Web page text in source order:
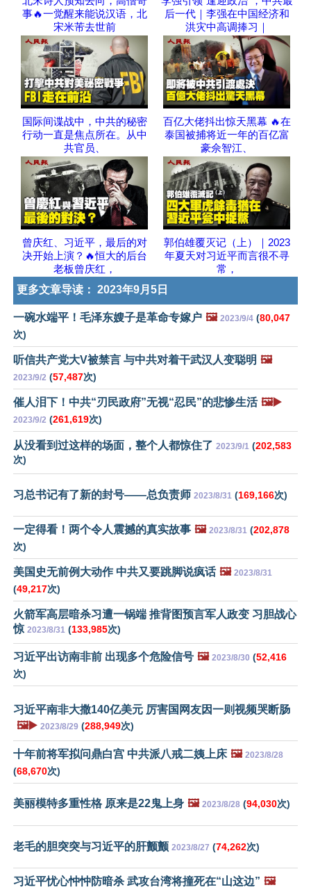
事🔥一觉醒来能说汉语，北
宋米芾去世前
后一代｜李强在中国经济和
洪灾中高调捧习｜
国际间谍战中，中共的秘密
行动一直是焦点所在。从中
共官员、
百亿大佬抖出惊天黑幕 🔥在
泰国被捕将近一年的百亿富
豪佘智江、
曾庆红、习近平，最后的对
决开始上演？🔥恒大的后台
老板曾庆红，
郭伯雄覆灭记（上）｜2023
年夏天对习近平而言很不寻
常，
更多文章导读： 2023年9月5日
一碗水端平！毛泽东嫂子是革命专嫁户 🖼️ 2023/9/4 (80,047
次)
听信共产党大V被禁言 与中共对着干武汉人变聪明 🖼️
2023/9/2 (57,487次)
催人泪下！中共“刃民政府”无视“忍民”的悲惨生活 🖼️▶️
2023/9/2 (261,619次)
从没看到过这样的场面，整个人都惊住了 2023/9/1 (202,583
次)
习总书记有了新的封号——总负责师 2023/8/31 (169,166次)
一定得看！两个令人震撼的真实故事 🖼️ 2023/8/31 (202,878
次)
美国史无前例大动作 中共又要跳脚说疯话 🖼️ 2023/8/31
(49,217次)
火箭军高层暗杀习遭一锅端 推背图预言军人政变 习胆战心
惊 2023/8/31 (133,985次)
习近平出访南非前 出现多个危险信号 🖼️ 2023/8/30 (52,416
次)
习近平南非大撒140亿美元 厉害国网友因一则视频哭断肠
🖼️▶️ 2023/8/29 (288,949次)
十年前将军拟问鼎白宫 中共派八戒二姨上床 🖼️ 2023/8/28
(68,670次)
美丽模特多重性格 原来是22鬼上身 🖼️ 2023/8/28 (94,030次)
老毛的胆突突与习近平的肝颤颤 2023/8/27 (74,262次)
习近平忧心忡忡防暗杀 武攻台湾将撞死在“山这边” 🖼️